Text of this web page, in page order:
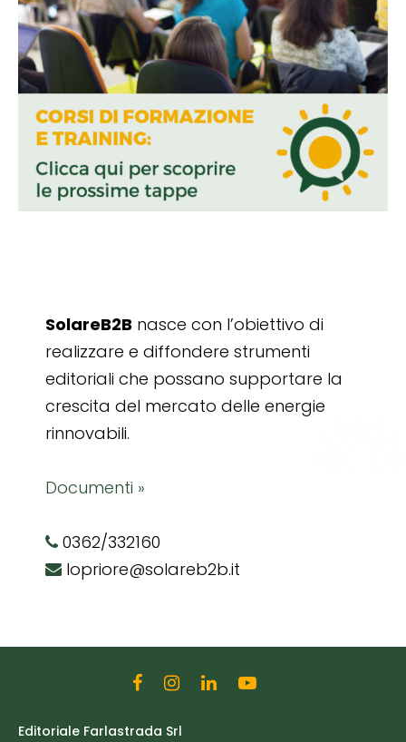
SolareB2B nasce con l’obiettivo di
realizzare e diffondere strumenti
editoriali che possano supportare la
crescita del mercato delle energie
rinnovabili.
Documenti »
0362/332160
lopriore@solareb2b.it
Editoriale Farlastrada Srl